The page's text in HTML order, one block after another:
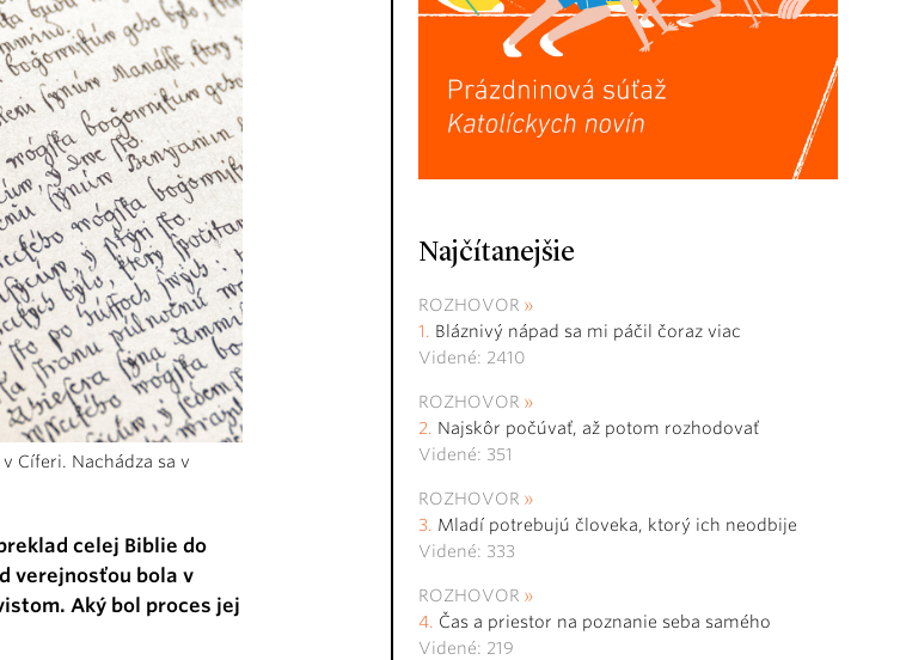
Cíferi. Nachádza sa v
celej Biblie do
verejnosťou bola v
Aký bol proces jej
Najčítanejšie
ROZHOVOR
Bláznivý nápad sa mi páčil čoraz viac
Videné: 2410
ROZHOVOR
Najskôr počúvať, až potom rozhodovať
Videné: 351
ROZHOVOR
Mladí potrebujú človeka, ktorý ich neodbije
Videné: 333
ROZHOVOR
Čas a priestor na poznanie seba samého
Videné: 219